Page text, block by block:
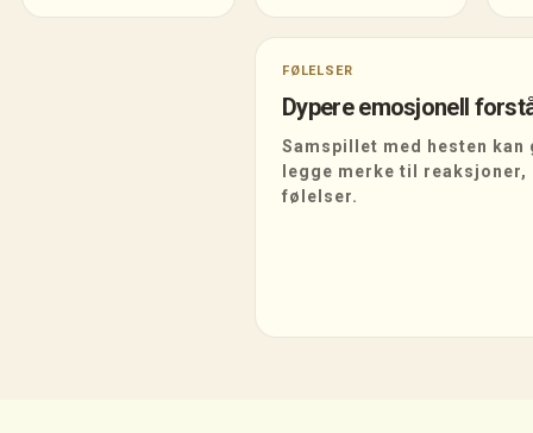
FØLELSER
Dypere emosjonell
Samspillet med hesten kan
legge merke til
følelser.